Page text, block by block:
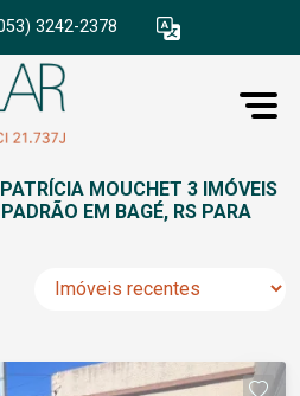
3242-2378
MOUCHET 3 IMÓVEIS
EM BAGÉ, RS PARA